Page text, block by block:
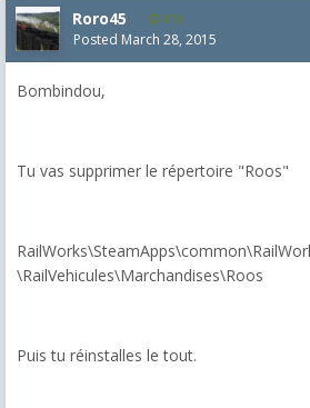
Roro45 818
Posted March 28, 2015
Bombindou,
Tu vas supprimer le répertoire "Roos"
\RailVehicules\Marchandises\Roos
Puis tu réinstalles le tout.